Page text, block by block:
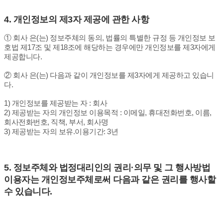
4. 개인정보의 제3자 제공에 관한 사항
① 회사 은(는) 정보주체의 동의, 법률의 특별한 규정 등 개인정보 보
호법 제17조 및 제18조에 해당하는 경우에만 개인정보를 제3자에게
제공합니다.
② 회사 은(는) 다음과 같이 개인정보를 제3자에게 제공하고 있습니
다.
1) 개인정보를 제공받는 자 : 회사
2) 제공받는 자의 개인정보 이용목적 : 이메일, 휴대전화번호, 이름,
회사전화번호, 직책, 부서, 회사명
3) 제공받는 자의 보유.이용기간: 3년
5. 정보주체와 법정대리인의 권리·의무 및 그 행사방법
이용자는 개인정보주체로써 다음과 같은 권리를 행사할
수 있습니다.